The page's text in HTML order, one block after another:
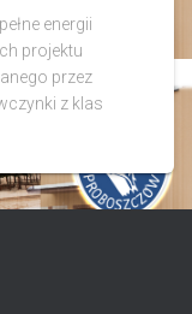
energii
projektu
przez
z klas